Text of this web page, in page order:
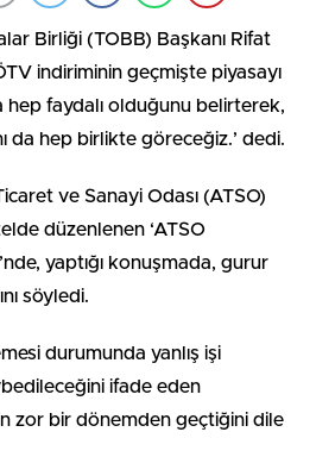
Birliği (TOBB) Başkanı Rifat
indiriminin geçmişte piyasayı
hep faydalı olduğunu belirterek,
da hep birlikte göreceğiz.’ dedi.
ve Sanayi Odası (ATSO)
düzenlenen ‘ATSO
yaptığı konuşmada, gurur
söyledi.
durumunda yanlış işi
ifade eden
zor bir dönemden geçtiğini dile